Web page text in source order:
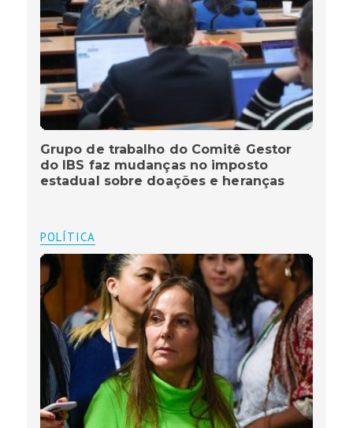
Grupo de trabalho do Comitê Gestor
do IBS faz mudanças no imposto
estadual sobre doações e heranças
POLÍTICA